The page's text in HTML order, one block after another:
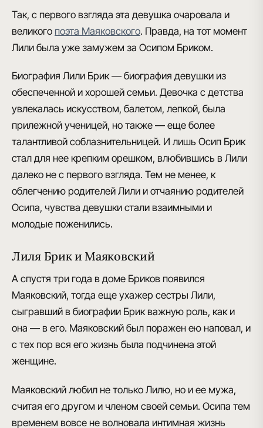
Так, с первого взгляда эта девушка очаровала и
великого поэта Маяковского. Правда, на тот момент
Лили была уже замужем за Осипом Бриком.
Биография Лили Брик — биография девушки из
обеспеченной и хорошей семьи. Девочка с детства
увлекалась искусством, балетом, лепкой, была
прилежной ученицей, но также — еще более
талантливой соблазнительницей. И лишь Осип Брик
стал для нее крепким орешком, влюбившись в Лили
далеко не с первого взгляда. Тем не менее, к
облегчению родителей Лили и отчаянию родителей
Осипа, чувства девушки стали взаимными и
молодые поженились.
Лиля Брик и Маяковский
А спустя три года в доме Бриков появился
Маяковский, тогда еще ухажер сестры Лили,
сыгравший в биографии Брик важную роль, как и
она — в его. Маяковский был поражен ею наповал, и
с тех пор вся его жизнь была подчинена этой
женщине.
Маяковский любил не только Лилю, но и ее мужа,
считая его другом и членом своей семьи. Осипа тем
временем вовсе не волновала интимная жизнь